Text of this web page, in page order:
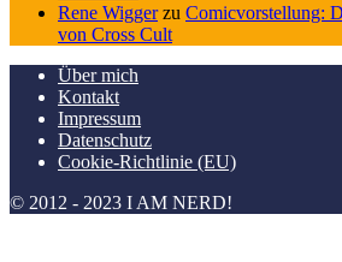
Rene Wiggerzu Comicvorstellung:
von Cross Cult
Über mich
Kontakt
Impressum
Datenschutz
Cookie-Richtlinie (EU)
© 2012 - 2023 I AM NERD!